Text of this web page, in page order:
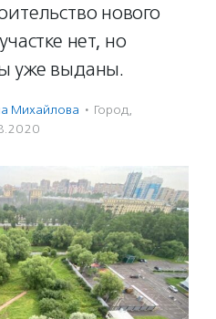
нового
нет, но
уже выданы.
Михайлова · Город,